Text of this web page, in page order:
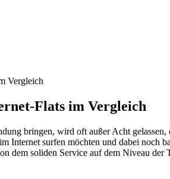
Vergleich
Flats im Vergleich
bringen, wird oft außer Acht gelassen,
Internet surfen möchten und dabei noch
dem soliden Service auf dem Niveau der